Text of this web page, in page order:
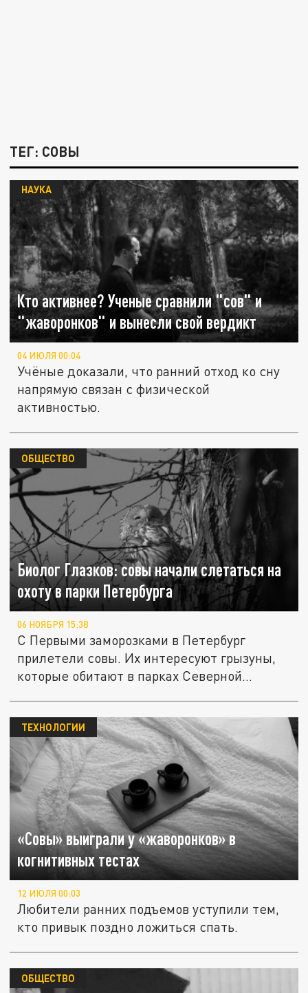
ТЕГ: СОВЫ
Кто активнее? Ученые сравнили "сов" и
"жаворонков" и вынесли свой вердикт
НАУКА
04 ИЮЛЯ 00:04
Учёные доказали, что ранний отход ко сну
напрямую связан с физической
активностью.
Биолог Глазков: совы начали слетаться на
охоту в парки Петербурга
ОБЩЕСТВО
06 НОЯБРЯ 15:38
С Первыми заморозками в Петербург
прилетели совы. Их интересуют грызуны,
которые обитают в парках Северной...
«Совы» выиграли у «жаворонков» в
когнитивных тестах
ТЕХНОЛОГИИ
12 ИЮЛЯ 00:03
Любители ранних подъемов уступили тем,
кто привык поздно ложиться спать.
ОБЩЕСТВО